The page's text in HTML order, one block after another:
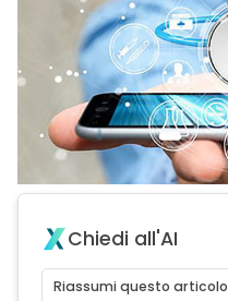
Chiedi all'AI
Riassumi questo articolo